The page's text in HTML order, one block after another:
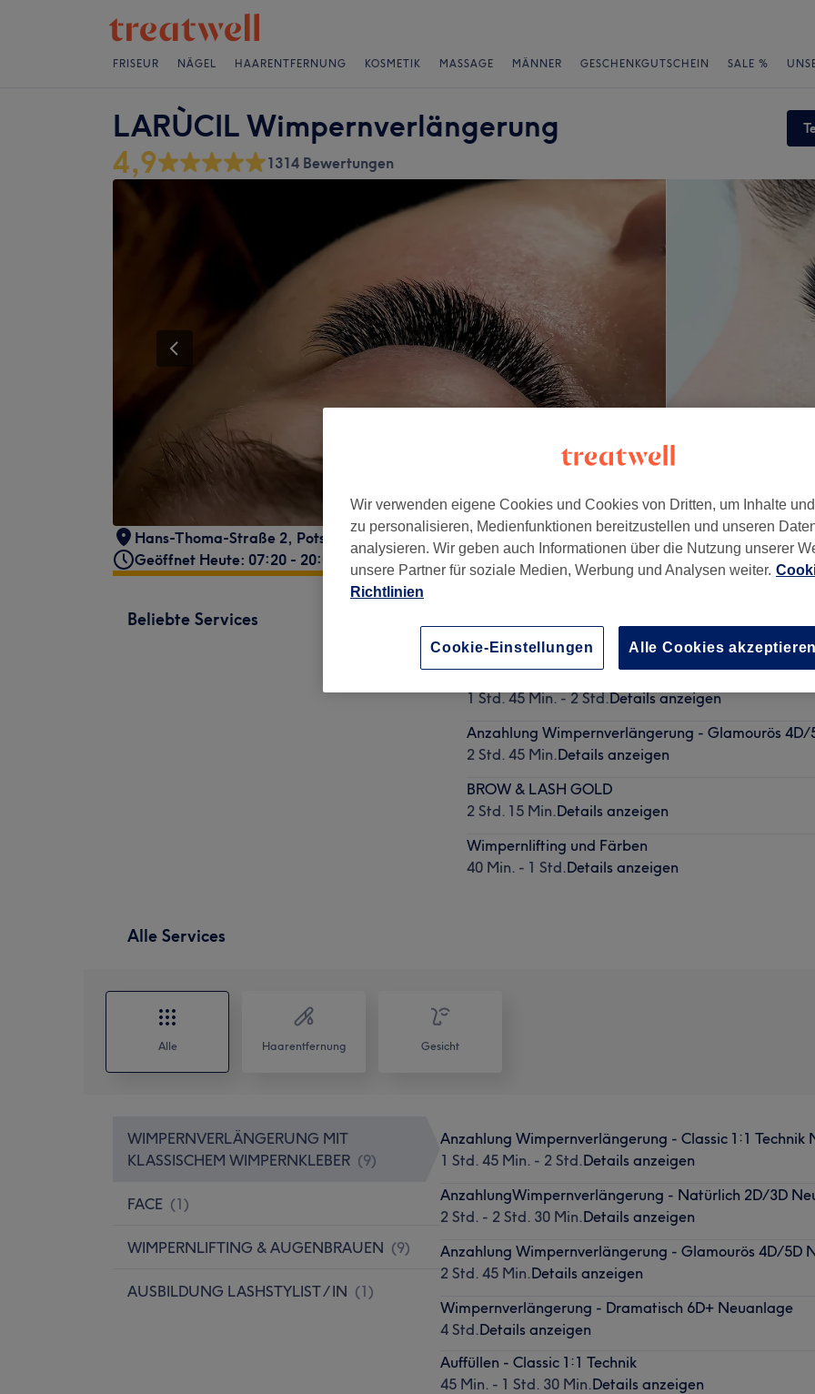
FRISEUR NÄGEL HAARENTFERNUNG KOSMETIK MASSAGE MÄNNER GESCHENKGUTSCHEIN SALE %
LARÙCIL Wimpernverlängerung
4,9 1314 Bewertungen
Hans-Thoma-Straße 2, Potsdam, Innenstadt, 14467
Geöffnet Heute: 07:20 - 20:00
Beliebte Services
2 Std. - 2 Std. 30 Min.
Details anzeigen
Anzahlung Wimpernverlängerung - Classic 1:1
1 Std. 45 Min. - 2 Std.Details anzeigen
Anzahlung Wimpernverlängerung - Glamourös
2 Std. 45 Min.Details anzeigen
BROW & LASH GOLD
2 Std. 15 Min.Details anzeigen
Wimpernlifting und Färben
40 Min. - 1 Std.Details anzeigen
Alle Services
Alle Haarentfernung Gesicht
WIMPERNVERLÄNGERUNG MIT
KLASSISCHEM WIMPERNKLEBER (9)
FACE (1)
WIMPERNLIFTING & AUGENBRAUEN (9)
AUSBILDUNG LASHSTYLIST / IN (1)
Anzahlung Wimpernverlängerung - Classic 1:1 Technik
1 Std. 45 Min. - 2 Std.Details anzeigen
AnzahlungWimpernverlängerung - Natürlich 2D/3D
2 Std. - 2 Std. 30 Min.Details anzeigen
Anzahlung Wimpernverlängerung - Glamourös 4D/5D
2 Std. 45 Min.Details anzeigen
Wimpernverlängerung - Dramatisch 6D+ Neuanlage
4 Std.Details anzeigen
Auffüllen - Classic 1:1 Technik
45 Min. - 1 Std. 30 Min.Details anzeigen
Wir verwenden eigene Cookies und Cookies von Dritten, um Inhalte
zu personalisieren, Medienfunktionen bereitzustellen und unseren
analysieren. Wir geben auch Informationen über die Nutzung unserer
unsere Partner für soziale Medien, Werbung und Analysen weiter.
Richtlinien
Cookie-Einstellungen Alle Cookies